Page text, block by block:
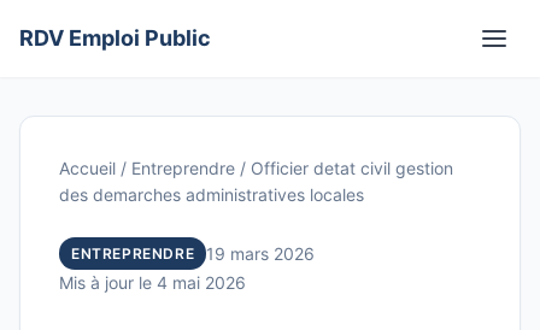
RDV Emploi Public
Accueil / Entreprendre / Officier detat civil gestion
des demarches administratives locales
ENTREPRENDRE
19 mars 2026
Mis à jour le 4 mai 2026